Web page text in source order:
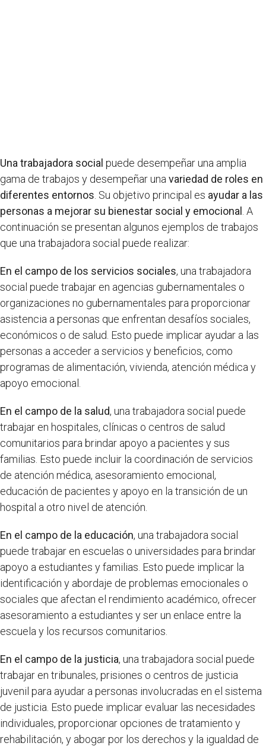
Una trabajadora social puede desempeñar una amplia
gama de trabajos y desempeñar una variedad de roles en
diferentes entornos . Su objetivo principal es ayudar a las
personas a mejorar su bienestar social y emocional . A
continuación se presentan algunos ejemplos de trabajos
que una trabajadora social puede realizar:
En el campo de los servicios sociales, una trabajadora
social puede trabajar en agencias gubernamentales o
organizaciones no gubernamentales para proporcionar
asistencia a personas que enfrentan desafíos sociales,
económicos o de salud. Esto puede implicar ayudar a las
personas a acceder a servicios y beneficios, como
programas de alimentación, vivienda, atención médica y
apoyo emocional.
En el campo de la salud, una trabajadora social puede
trabajar en hospitales, clínicas o centros de salud
comunitarios para brindar apoyo a pacientes y sus
familias. Esto puede incluir la coordinación de servicios
de atención médica, asesoramiento emocional,
educación de pacientes y apoyo en la transición de un
hospital a otro nivel de atención.
En el campo de la educación, una trabajadora social
puede trabajar en escuelas o universidades para brindar
apoyo a estudiantes y familias. Esto puede implicar la
identificación y abordaje de problemas emocionales o
sociales que afectan el rendimiento académico, ofrecer
asesoramiento a estudiantes y ser un enlace entre la
escuela y los recursos comunitarios.
En el campo de la justicia, una trabajadora social puede
trabajar en tribunales, prisiones o centros de justicia
juvenil para ayudar a personas involucradas en el sistema
de justicia. Esto puede implicar evaluar las necesidades
individuales, proporcionar opciones de tratamiento y
rehabilitación, y abogar por los derechos y la igualdad de